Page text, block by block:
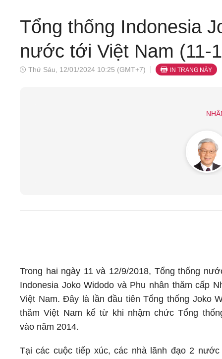
Tổng thống Indonesia
nước tới Việt Nam (11-
Thứ Sáu, 12/01/2024 10:25 (GMT+7) IN TRANG NÀY
Trong hai ngày 11 và 12/9/2018, Tổng thống
Indonesia Joko Widodo và Phu nhân thăm cấp
Việt Nam. Đây là lần đầu tiên Tổng thống Joko
thăm Việt Nam kể từ khi nhậm chức Tổng
vào năm 2014.
Tại các cuộc tiếp xúc, các nhà lãnh đạo 2